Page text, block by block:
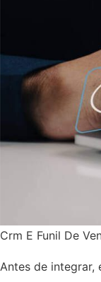
Crm E Funil De
Antes de integrar,